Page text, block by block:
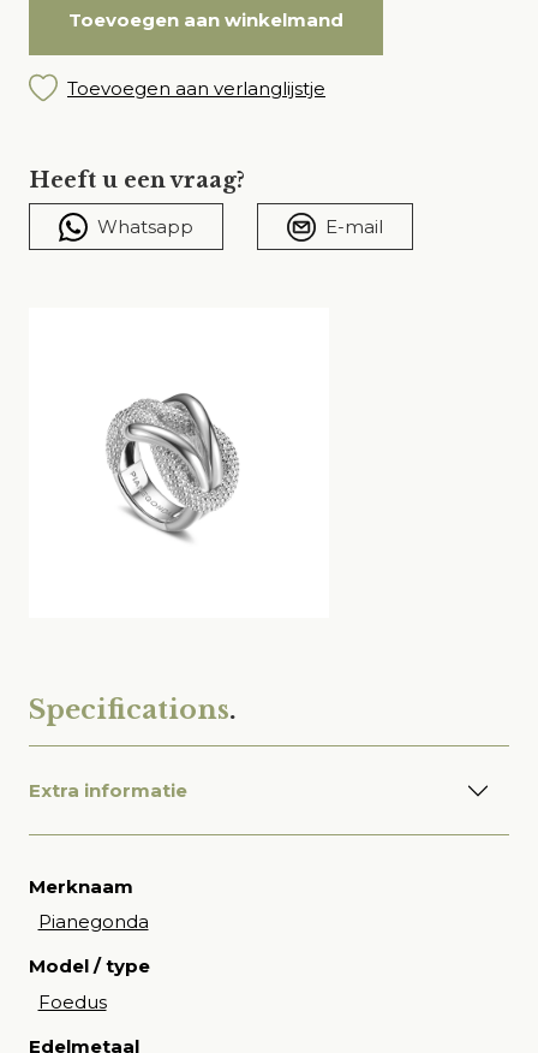
Toevoegen aan winkelmand
Toevoegen aan verlanglijstje
Heeft u een vraag?
Whatsapp E-mail
Specifications.
Extra informatie
Merknaam
Pianegonda
Model / type
Foedus
Edelmetaal